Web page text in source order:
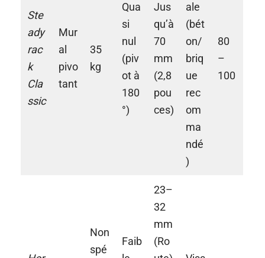
Ste
ady
rac
k
Cla
ssic
Mur
al
pivo
tant
35
kg
Qua
si
nul
(piv
ot à
180
°)
Jus
qu’à
70
mm
(2,8
pou
ces)
ale
(bét
on/
briq
ue
rec
om
ma
ndé
)
80
–
100
Non
spé
Faib
23–
32
mm
(Ro